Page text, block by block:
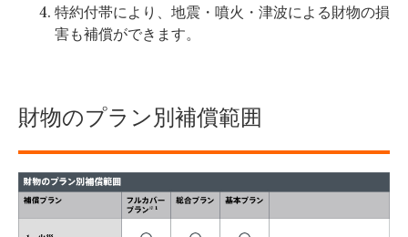
特約付帯により、地震・噴火・津波による財物の損
害も補償ができます。
財物のプラン別補償範囲